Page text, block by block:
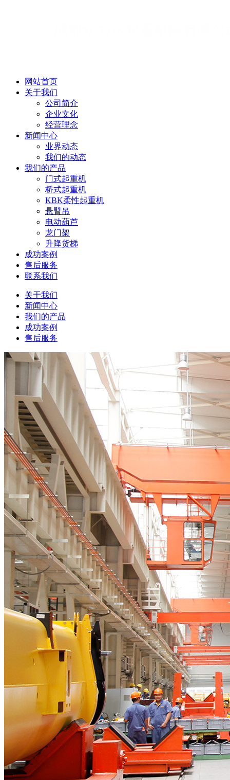
网站首页
关于我们
公司简介
企业文化
经营理念
新闻中心
业界动态
我们的动态
我们的产品
门式起重机
桥式起重机
KBK柔性起重机
悬臂吊
电动葫芦
龙门架
升降货梯
成功案例
售后服务
联系我们
关于我们
新闻中心
我们的产品
成功案例
售后服务